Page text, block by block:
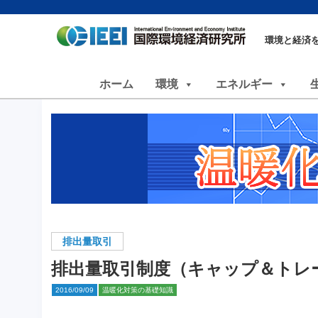
環境と経済
ホーム 環境 エネルギー
排出量取引
排出量取引制度（キャップ＆トレ
2016/09/09 温暖化対策の基礎知識